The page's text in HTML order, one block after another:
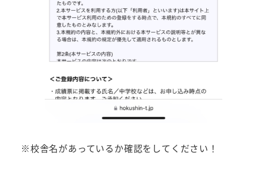
※校舎名があっているか確認をしてください！